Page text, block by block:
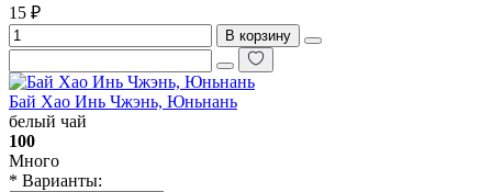
15 ₽
В корзину
Бай Хао Инь Чжэнь, Юньнань
белый чай
100
Много
* Варианты: